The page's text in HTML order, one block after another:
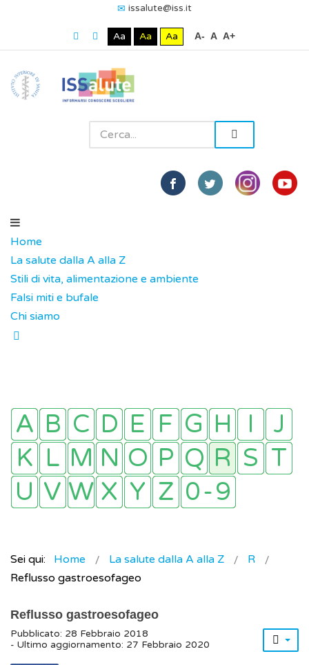
issalute@iss.it
Aa Aa Aa A- A A+
Home
La salute dalla A alla Z
Stili di vita, alimentazione e ambiente
Falsi miti e bufale
Chi siamo
Sei qui: Home La salute dalla A alla Z
R
Reflusso gastroesofageo
Reflusso gastroesofageo
Pubblicato: 28 Febbraio 2018
- Ultimo aggiornamento: 27 Febbraio 2020